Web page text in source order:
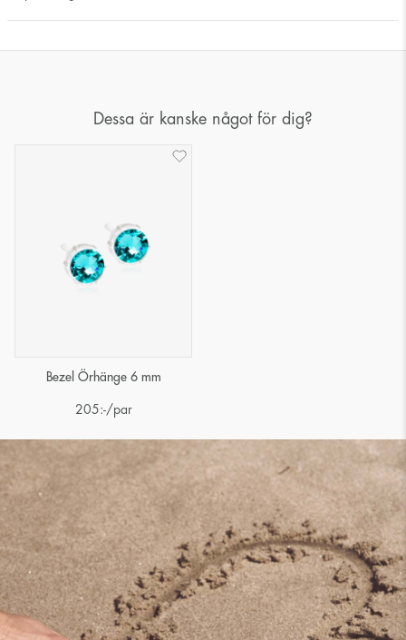
Dessa är kanske något för dig?
Bezel Örhänge 6 mm
205:-/par